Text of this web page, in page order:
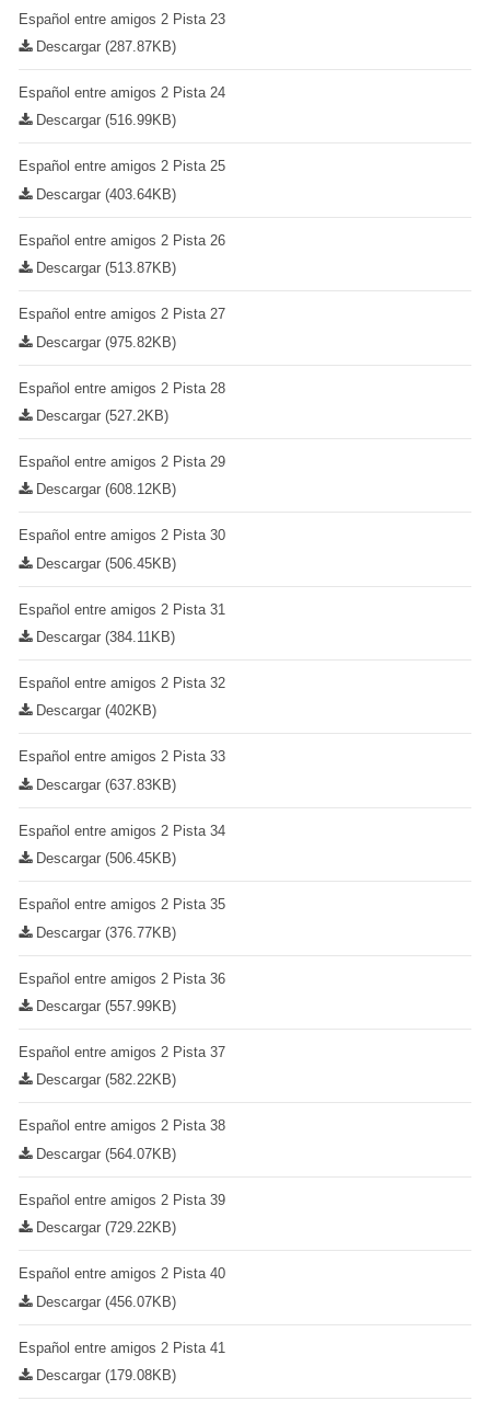
Español entre amigos 2 Pista 23
Descargar (287.87KB)
Español entre amigos 2 Pista 24
Descargar (516.99KB)
Español entre amigos 2 Pista 25
Descargar (403.64KB)
Español entre amigos 2 Pista 26
Descargar (513.87KB)
Español entre amigos 2 Pista 27
Descargar (975.82KB)
Español entre amigos 2 Pista 28
Descargar (527.2KB)
Español entre amigos 2 Pista 29
Descargar (608.12KB)
Español entre amigos 2 Pista 30
Descargar (506.45KB)
Español entre amigos 2 Pista 31
Descargar (384.11KB)
Español entre amigos 2 Pista 32
Descargar (402KB)
Español entre amigos 2 Pista 33
Descargar (637.83KB)
Español entre amigos 2 Pista 34
Descargar (506.45KB)
Español entre amigos 2 Pista 35
Descargar (376.77KB)
Español entre amigos 2 Pista 36
Descargar (557.99KB)
Español entre amigos 2 Pista 37
Descargar (582.22KB)
Español entre amigos 2 Pista 38
Descargar (564.07KB)
Español entre amigos 2 Pista 39
Descargar (729.22KB)
Español entre amigos 2 Pista 40
Descargar (456.07KB)
Español entre amigos 2 Pista 41
Descargar (179.08KB)